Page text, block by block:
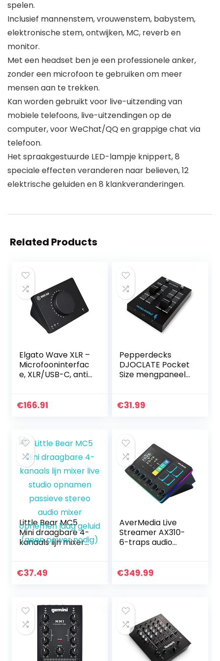
spelen.
Inclusief mannenstem, vrouwenstem, babystem,
elektronische stem, ontwijken, MC, reverb en
monitor.
Met een headset ben je een professionele anker,
zonder een microfoon te gebruiken om meer
mensen aan te trekken.
Kan worden gebruikt voor live-uitzending van
mobiele telefoons, live-uitzendingen op de
computer, voor WeChat/QQ en grappige chat via
telefoon.
Het spraakgestuurde LED-lampje knippert, 8
speciale effecten veranderen naar believen, 12
elektrische geluiden en 8 klankveranderingen.
Related Products
Elgato Wave XLR –
Microfooninterfac
e, XLR/USB-C, anti-
fantoomvoe-ding,
voor digitaal mixen
€166.91
Pepperdecks
DJOCLATE Pocket
Size mengpaneel
€31.99
Little Bear MC5
Mini draagbare 4-
kanaals lijn mixer
stereo audio mixer
€37.49
AverMedia Live
Streamer AX310-
6-traps audio
interactie en
€349.99